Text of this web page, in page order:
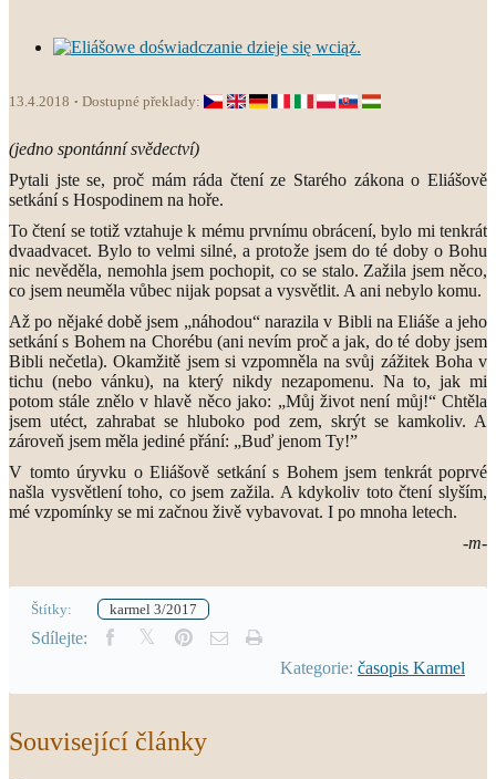
13.4.2018 Dostupné překlady:
(jedno spontánní svědectví)
Pytali jste se, proč mám ráda čtení ze Starého zákona o Eliášově
setkání s Hospodinem na hoře.
To čtení se totiž vztahuje k mému prvnímu obrácení, bylo mi tenkrát
dvaadvacet. Bylo to velmi silné, a protože jsem do té doby o Bohu
nic nevěděla, nemohla jsem pochopit, co se stalo. Zažila jsem něco,
co jsem neuměla vůbec nijak popsat a vysvětlit. A ani nebylo komu.
Až po nějaké době jsem „náhodou“ narazila v Bibli na Eliáše a jeho
setkání s Bohem na Chorébu (ani nevím proč a jak, do té doby jsem
Bibli nečetla). Okamžitě jsem si vzpomněla na svůj zážitek Boha v
tichu (nebo vánku), na který nikdy nezapomenu. Na to, jak mi
potom stále znělo v hlavě něco jako: „Můj život není můj!“ Chtěla
jsem utéct, zahrabat se hluboko pod zem, skrýt se kamkoliv. A
zároveň jsem měla jediné přání: „Buď jenom Ty!”
V tomto úryvku o Eliášově setkání s Bohem jsem tenkrát poprvé
našla vysvětlení toho, co jsem zažila. A kdykoliv toto čtení slyším,
mé vzpomínky se mi začnou živě vybavovat. I po mnoha letech.
-m-
Štítky: karmel 3/2017
Sdílejte:
Kategorie: časopis Karmel
Související články